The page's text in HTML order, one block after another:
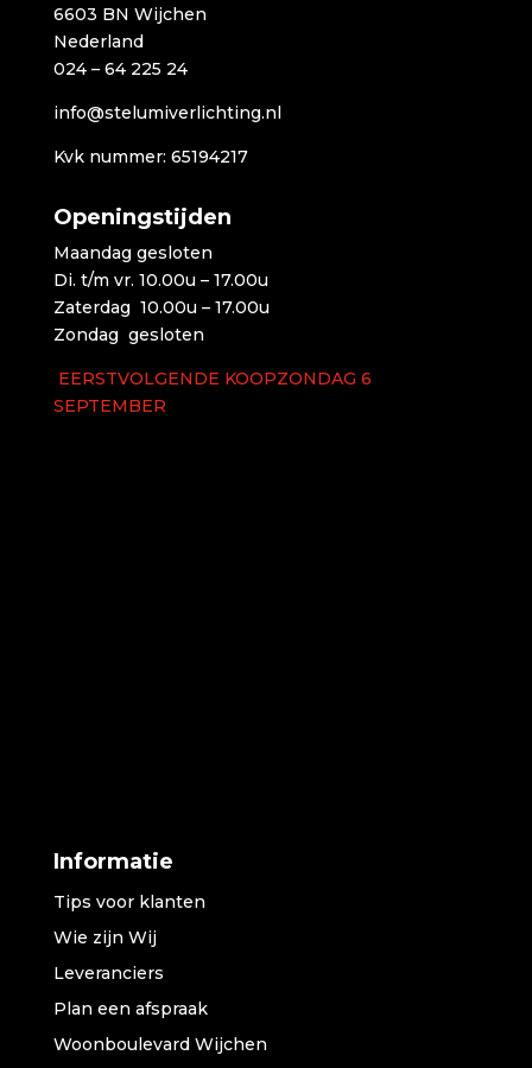
6603 BN Wijchen
Nederland
024 – 64 225 24
info@stelumiverlichting.nl
Kvk nummer: 65194217
Openingstijden
Maandag gesloten
Di. t/m vr. 10.00u – 17.00u
Zaterdag 10.00u – 17.00u
Zondag gesloten
EERSTVOLGENDE KOOPZONDAG 6
SEPTEMBER
Informatie
Tips voor klanten
Wie zijn Wij
Leveranciers
Plan een afspraak
Woonboulevard Wijchen